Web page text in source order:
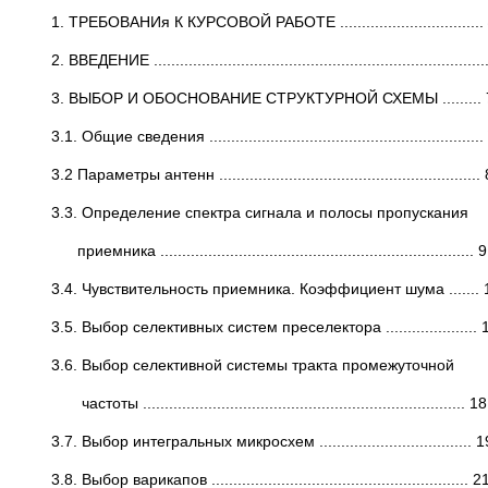
1. ТРЕБОВАНИя К КУРСОВОЙ РАБОТЕ .................................
2. ВВЕДЕНИЕ
3. ВЫБОР И ОБОСНОВАНИЕ СТРУКТУРНОЙ СХЕМЫ .........
3.1. Общие сведения ...............................................................
3.2 Параметры антенн ............................................................
3.3. Определение спектра сигнала и полосы пропускания
приемника ........................................................................ 9
3.4. Чувствительность приемника. Коэффициент шума .......
3.5. Выбор селективных систем преселектора .....................
3.6. Выбор селективной системы тракта промежуточной
частоты .......................................................................... 18
3.7. Выбор интегральных микросхем ...................................
3.8. Выбор варикапов ........................................................... 21